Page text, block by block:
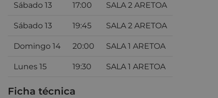
Sábado 13 17:00 SALA 2 ARETOA
Sábado 13 19:45 SALA 2 ARETOA
Domingo 14 20:00 SALA 1 ARETOA
Lunes 15 19:30 SALA 1 ARETOA
Ficha técnica